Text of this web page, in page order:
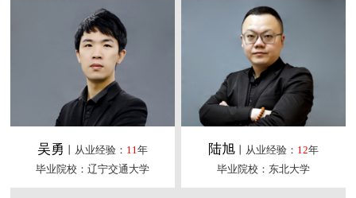
吴勇 丨从业经验： 11年
毕业院校：辽宁交通大学
陆旭丨从业经验： 12年
毕业院校：东北大学